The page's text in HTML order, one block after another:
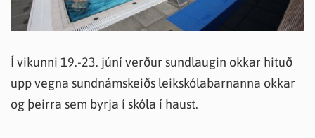
Í vikunni 19.-23. júní verður sundlaugin okkar hituð
upp vegna sundnámskeiðs leikskólabarnanna okkar
og þeirra sem byrja í skóla í haust.